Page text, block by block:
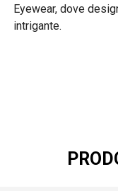
Eyewear, dove
intrigante.